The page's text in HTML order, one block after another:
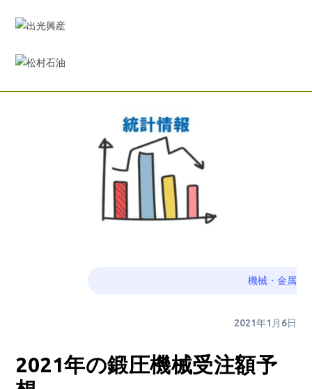
機械・金属
2021年1月6日
2021年の鍛圧機械受注額予